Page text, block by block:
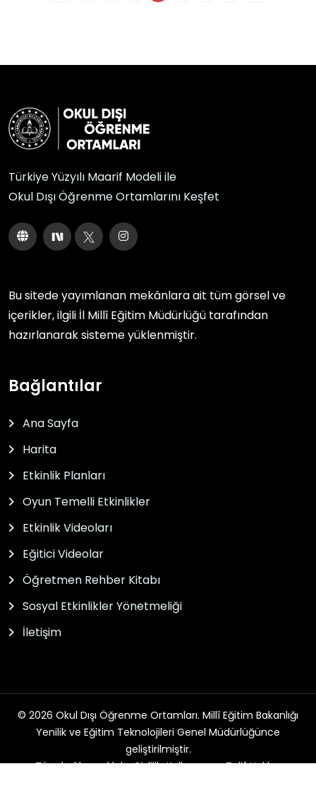
Türkiye Yüzyılı Maarif Modeli ile
Okul Dışı Öğrenme Ortamlarını Keşfet
Bu sitede yayımlanan mekânlara ait tüm görsel ve
içerikler, ilgili İl Millî Eğitim Müdürlüğü tarafından
hazırlanarak sisteme yüklenmiştir.
Bağlantılar
Ana Sayfa
Harita
Etkinlik Planları
Oyun Temelli Etkinlikler
Etkinlik Videoları
Eğitici Videolar
Öğretmen Rehber Kitabı
Sosyal Etkinlikler Yönetmeliği
İletişim
© 2026 Okul Dışı Öğrenme Ortamları. Millî Eğitim Bakanlığı
Yenilik ve Eğitim Teknolojileri Genel Müdürlüğünce
geliştirilmiştir.
Tüm hakları saklıdır. Gizlilik, Kullanım ve Telif Hakları